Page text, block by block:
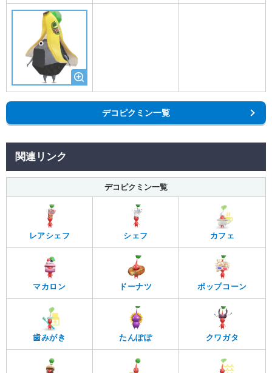
デコピクミン一覧
関連リンク
デコピクミン一覧
レアシェフ シェフ カフェ
マカロン ドーナツ ポップコーン
歯みがき たんぽぽ クワガタ